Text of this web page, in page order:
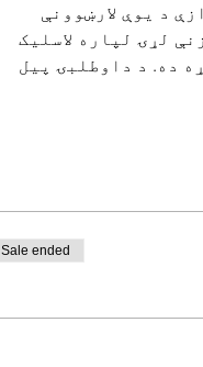
د یوې لارښوونې
لړۍ لپاره لاسلیک
ده. د داوطلبۍ پیل
Sale ended